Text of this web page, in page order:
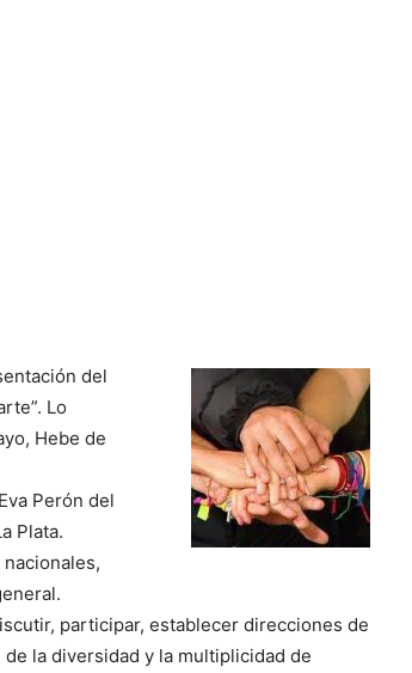
del
Lo
Hebe de
Perón del
Plata.
participar, establecer direcciones de
la diversidad y la multiplicidad de